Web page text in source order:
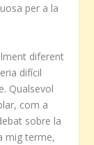
per a la
diferent
difícil
Qualsevol
com a
sobre la
mig terme,